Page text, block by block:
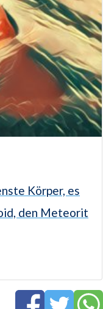
Körper, es
den Meteorit